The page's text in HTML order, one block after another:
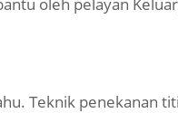
Teknik penekanan